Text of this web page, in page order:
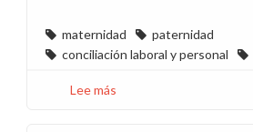
maternidad
paternidad
conciliación laboral y personal
Lee más